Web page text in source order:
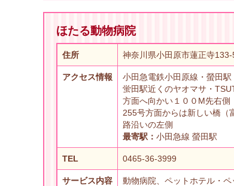
ほたる動物病院
住所 神奈川県小田原市蓮正寺133-
アクセス情報
小田急電鉄小田原線・螢田
蛍田駅近くのヤオマサ・
方面へ向かい１００M先右側
255号方面からは新しい橋（
路沿いの左側
最寄駅： 小田急線 螢田駅
TEL 0465-36-3999
サービス内容 動物病院、ペットホテル・ペ